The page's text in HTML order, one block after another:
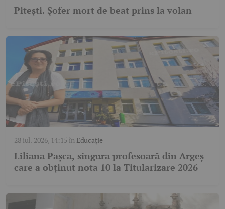
Pitești. Șofer mort de beat prins la volan
28 iul. 2026, 14:15 în Educație
Liliana Pașca, singura profesoară din Argeș
care a obținut nota 10 la Titularizare 2026